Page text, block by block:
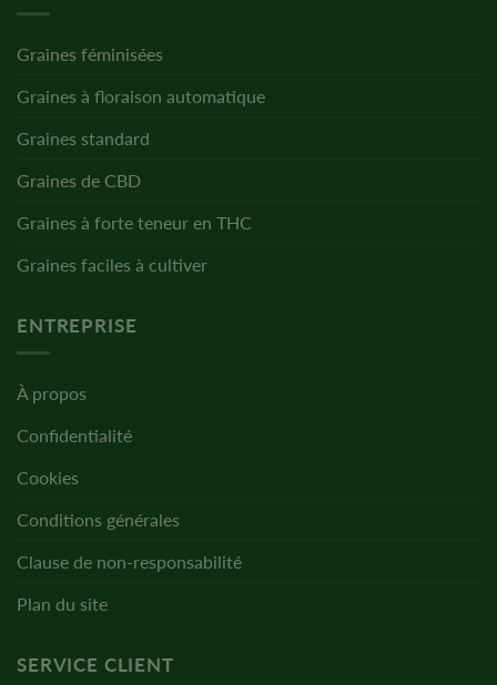
Graines féminisées
Graines à floraison automatique
Graines standard
Graines de CBD
Graines à forte teneur en THC
Graines faciles à cultiver
ENTREPRISE
À propos
Confidentialité
Cookies
Conditions générales
Clause de non-responsabilité
Plan du site
SERVICE CLIENT